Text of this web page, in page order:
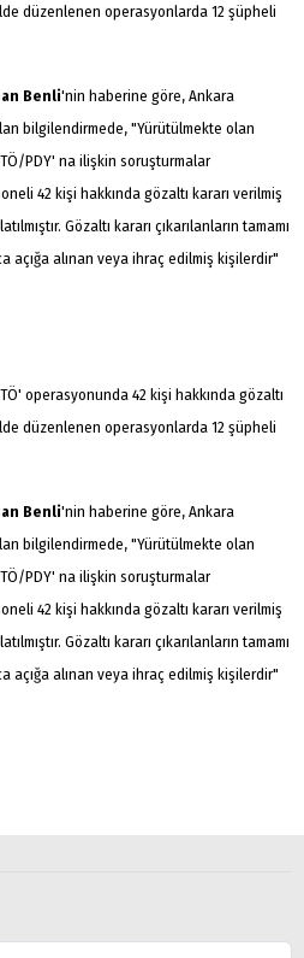
düzenlenen operasyonlarda 12 şüpheli
Benli'nin haberine göre, Ankara
bilgilendirmede, "Yürütülmekte olan
PDY' na ilişkin soruşturmalar
42 kişi hakkında gözaltı kararı verilmiş
Gözaltı kararı çıkarılanların tamamı
açığa alınan veya ihraç edilmiş kişilerdir"
operasyonunda 42 kişi hakkında gözaltı
düzenlenen operasyonlarda 12 şüpheli
Benli'nin haberine göre, Ankara
bilgilendirmede, "Yürütülmekte olan
PDY' na ilişkin soruşturmalar
42 kişi hakkında gözaltı kararı verilmiş
Gözaltı kararı çıkarılanların tamamı
açığa alınan veya ihraç edilmiş kişilerdir"